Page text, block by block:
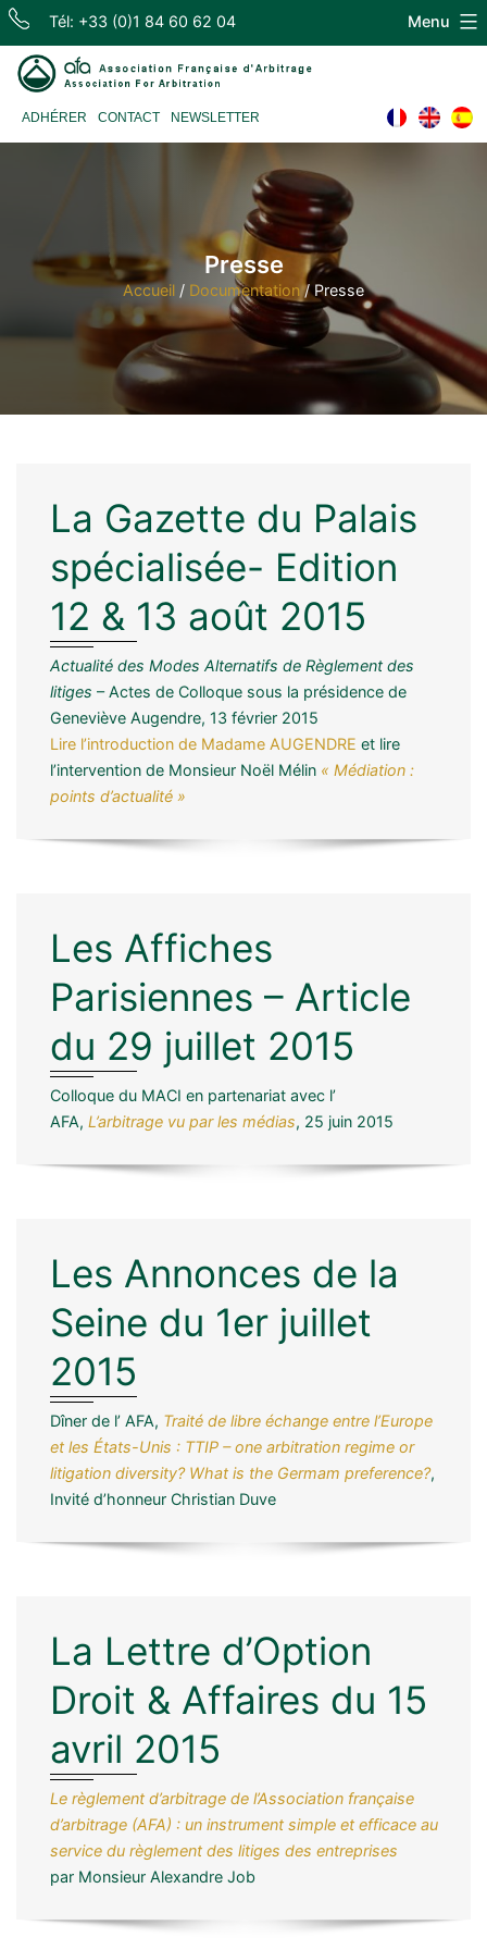
Skip
content
Tél: +33 (0)1 84 60 62 04
ADHÉRER CONTACT NEWSLETTER
Menu
Presse
Accueil / Documentation/Presse
La Gazette du Palais
spécialisée- Edition
12 & 13 août 2015
Actualité des Modes Alternatifs de Règlement des
litiges – Actes de Colloque sous la présidence de
Geneviève Augendre, 13 février 2015
Lire l’introduction de Madame AUGENDRE et lire
l’intervention de Monsieur Noël Mélin « Médiation :
points d’actualité »
Les Affiches
Parisiennes – Article
du 29 juillet 2015
Colloque du MACI en partenariat avec l’
AFA, L’arbitrage vu par les médias, 25 juin 2015
Les Annonces de la
Seine du 1er juillet
2015
Dîner de l’ AFA, Traité de libre échange entre l’Europe
et les États-Unis : TTIP – one arbitration regime or
litigation diversity? What is the Germam preference?,
Invité d’honneur Christian Duve
La Lettre d’Option
Droit & Affaires du 15
avril 2015
Le règlement d’arbitrage de l’Association française
d’arbitrage (AFA) : un instrument simple et efficace au
service du règlement des litiges des entreprises
par Monsieur Alexandre Job